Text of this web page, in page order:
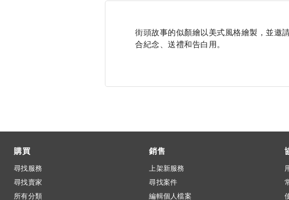
街頭故事的似顏繪以美式風格繪製，並邀
合紀念、送禮和告白用。
購買
尋找服務
尋找賣家
所有分類
銷售
上架新服務
尋找案件
編輯個人檔案